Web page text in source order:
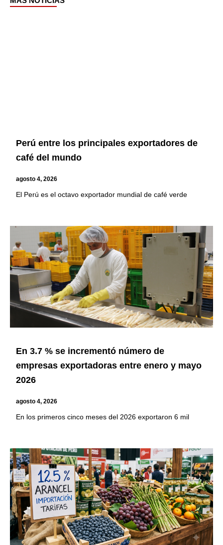
Perú entre los principales exportadores de
café del mundo
agosto 4, 2026
El Perú es el octavo exportador mundial de café verde
En 3.7 % se incrementó número de
empresas exportadoras entre enero y mayo
2026
agosto 4, 2026
En los primeros cinco meses del 2026 exportaron 6 mil